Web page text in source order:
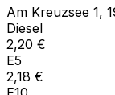
Am Kreuzsee 1,
Diesel
2,20 €
E5
2,18 €